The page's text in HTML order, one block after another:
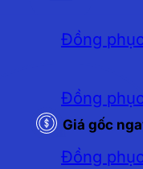
Đồng
Đồng
Đồng
Giá gốc